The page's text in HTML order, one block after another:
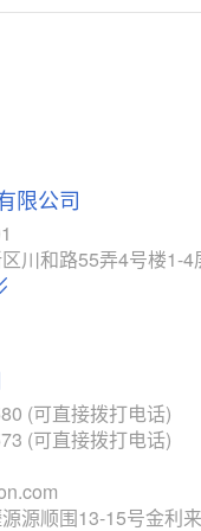
对比
对比
对比
限公司
川和路55弄4号楼1-4
(可直接拨打电话)
(可直接拨打电话)
源顺围13-15号金利